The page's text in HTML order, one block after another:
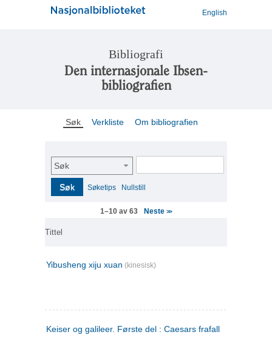
English
Bibliografi
Den internasjonale Ibsen-
bibliografien
Søk Verkliste Om bibliografien
Søk
Søk Søketips Nullstill
1–10 av 63 Neste>>
Tittel
Yibusheng xiju xuan (kinesisk)
Keiser og galileer. Første del : Caesars frafall